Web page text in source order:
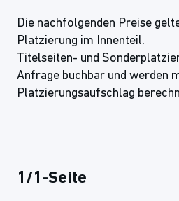
Die nachfolgenden Preise
Platzierung im Innenteil.
Titelseiten- und
Anfrage buchbar und werden
Platzierungsaufschlag
1/1-Seite